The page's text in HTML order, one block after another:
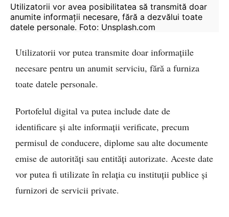
Utilizatorii vor avea posibilitatea să transmită doar
anumite informații necesare, fără a dezvălui toate
datele personale. Foto: Unsplash.com
Utilizatorii vor putea transmite doar informațiile
necesare pentru un anumit serviciu, fără a furniza
toate datele personale.
Portofelul digital va putea include date de
identificare și alte informații verificate, precum
permisul de conducere, diplome sau alte documente
emise de autorități sau entități autorizate. Aceste date
vor putea fi utilizate în relația cu instituții publice și
furnizori de servicii private.